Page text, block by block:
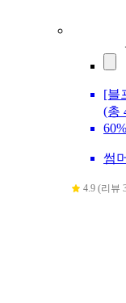
[블
(총
60%
썸
4.9 (리뷰